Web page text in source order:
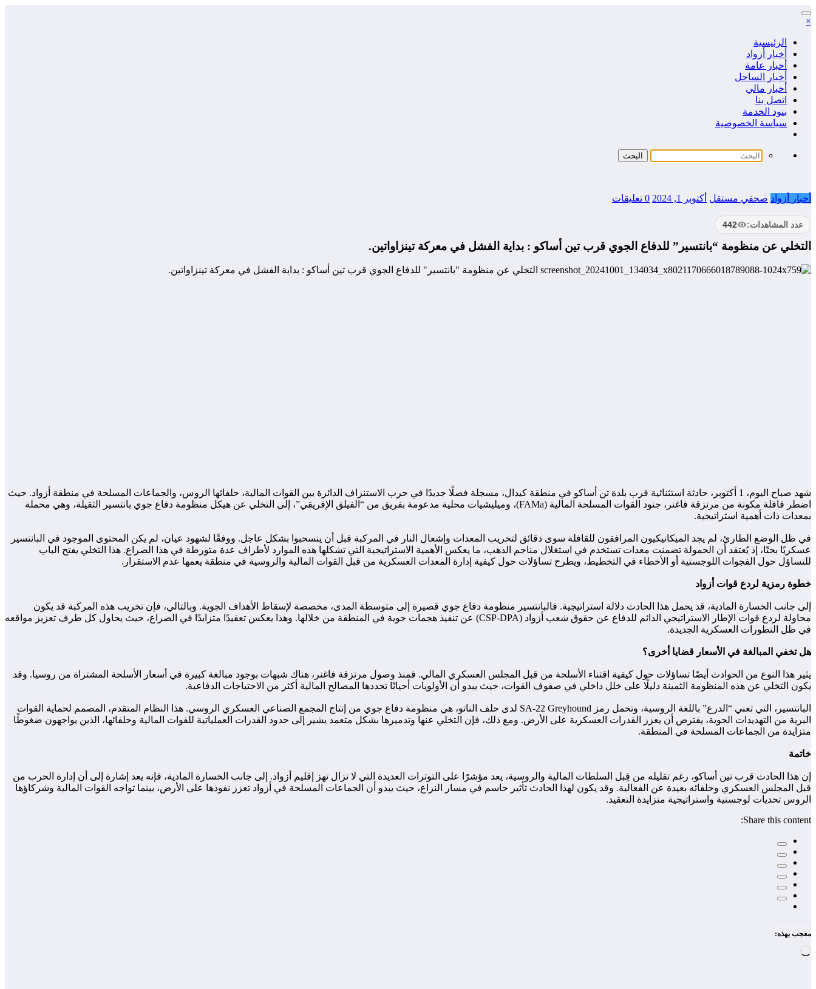
التجاوز
إلى
×
الرئيسية
أخبار أزواد
أخبار عامة
أخبار الساحل
أخبار مالي
اتصل بنا
بنود الخدمة
سياسة الخصوصية
أخبار أزواد صحفي مستقل أكتوبر 1, 2024 0 تعليقات
عدد المشاهدات: 442
التخلي عن منظومة “بانتسير” للدفاع الجوي قرب تين أساكو : بداية الفشل في معركة تينزاواتين.
شهد صباح اليوم، 1 أكتوبر، حادثة استثنائية قرب بلدة تن أساكو في منطقة كيدال، مسجلة فصلًا جديدًا في حرب الاستنزاف الدائرة بين القوات المالية، حلفائها الروس، والجماعات المسلحة في منطقة أزواد. حيث
اضطر قافلة مكونة من مرتزقة فاغنر، جنود القوات المسلحة المالية (FAMa)، وميليشيات محلية مدعومة بفريق من “الفيلق الإفريقي”، إلى التخلي عن هيكل منظومة دفاع جوي بانتسير الثقيلة، وهي محملة
بمعدات ذات أهمية استراتيجية.
في ظل الوضع الطارئ، لم يجد الميكانيكيون المرافقون للقافلة سوى دقائق لتخريب المعدات وإشعال النار في المركبة قبل أن ينسحبوا بشكل عاجل. ووفقًا لشهود عيان، لم يكن المحتوى الموجود في البانتسير
عسكريًا بحتًا، إذ يُعتقد أن الحمولة تضمنت معدات تستخدم في استغلال مناجم الذهب، ما يعكس الأهمية الاستراتيجية التي تشكلها هذه الموارد لأطراف عدة متورطة في هذا الصراع. هذا التخلي يفتح الباب
للتساؤل حول الفجوات اللوجستية أو الأخطاء في التخطيط، ويطرح تساؤلات حول كيفية إدارة المعدات العسكرية من قبل القوات المالية والروسية في منطقة يعمها عدم الاستقرار.
خطوة رمزية لردع قوات أزواد
إلى جانب الخسارة المادية، قد يحمل هذا الحادث دلالة استراتيجية. فالبانتسير منظومة دفاع جوي قصيرة إلى متوسطة المدى، مخصصة لإسقاط الأهداف الجوية. وبالتالي، فإن تخريب هذه المركبة قد يكون
محاولة لردع قوات الإطار الاستراتيجي الدائم للدفاع عن حقوق شعب أزواد (CSP-DPA) عن تنفيذ هجمات جوية في المنطقة من خلالها. وهذا يعكس تعقيدًا متزايدًا في الصراع، حيث يحاول كل طرف تعزيز مواقعه
في ظل التطورات العسكرية الجديدة.
هل تخفي المبالغة في الأسعار قضايا أخرى؟
يثير هذا النوع من الحوادث أيضًا تساؤلات حول كيفية اقتناء الأسلحة من قبل المجلس العسكري المالي. فمنذ وصول مرتزقة فاغنر، هناك شبهات بوجود مبالغة كبيرة في أسعار الأسلحة المشتراة من روسيا. وقد
يكون التخلي عن هذه المنظومة الثمينة دليلًا على خلل داخلي في صفوف القوات، حيث يبدو أن الأولويات أحيانًا تحددها المصالح المالية أكثر من الاحتياجات الدفاعية.
البانتسير، التي تعني “الدرع” باللغة الروسية، وتحمل رمز SA-22 Greyhound لدى حلف الناتو، هي منظومة دفاع جوي من إنتاج المجمع الصناعي العسكري الروسي. هذا النظام المتقدم، المصمم لحماية القوات
البرية من التهديدات الجوية، يفترض أن يعزز القدرات العسكرية على الأرض. ومع ذلك، فإن التخلي عنها وتدميرها بشكل متعمد يشير إلى حدود القدرات العملياتية للقوات المالية وحلفائها، الذين يواجهون ضغوطًا
متزايدة من الجماعات المسلحة في المنطقة.
خاتمة
إن هذا الحادث قرب تين أساكو، رغم تقليله من قِبل السلطات المالية والروسية، يعد مؤشرًا على التوترات العديدة التي لا تزال تهز إقليم أزواد. إلى جانب الخسارة المادية، فإنه يعد إشارة إلى أن إدارة الحرب من
قبل المجلس العسكري وحلفائه بعيدة عن الفعالية. وقد يكون لهذا الحادث تأثير حاسم في مسار النزاع، حيث يبدو أن الجماعات المسلحة في أزواد تعزز نفوذها على الأرض، بينما تواجه القوات المالية وشركاؤها
الروس تحديات لوجستية واستراتيجية متزايدة التعقيد.
Share this content:
معجب بهذه: